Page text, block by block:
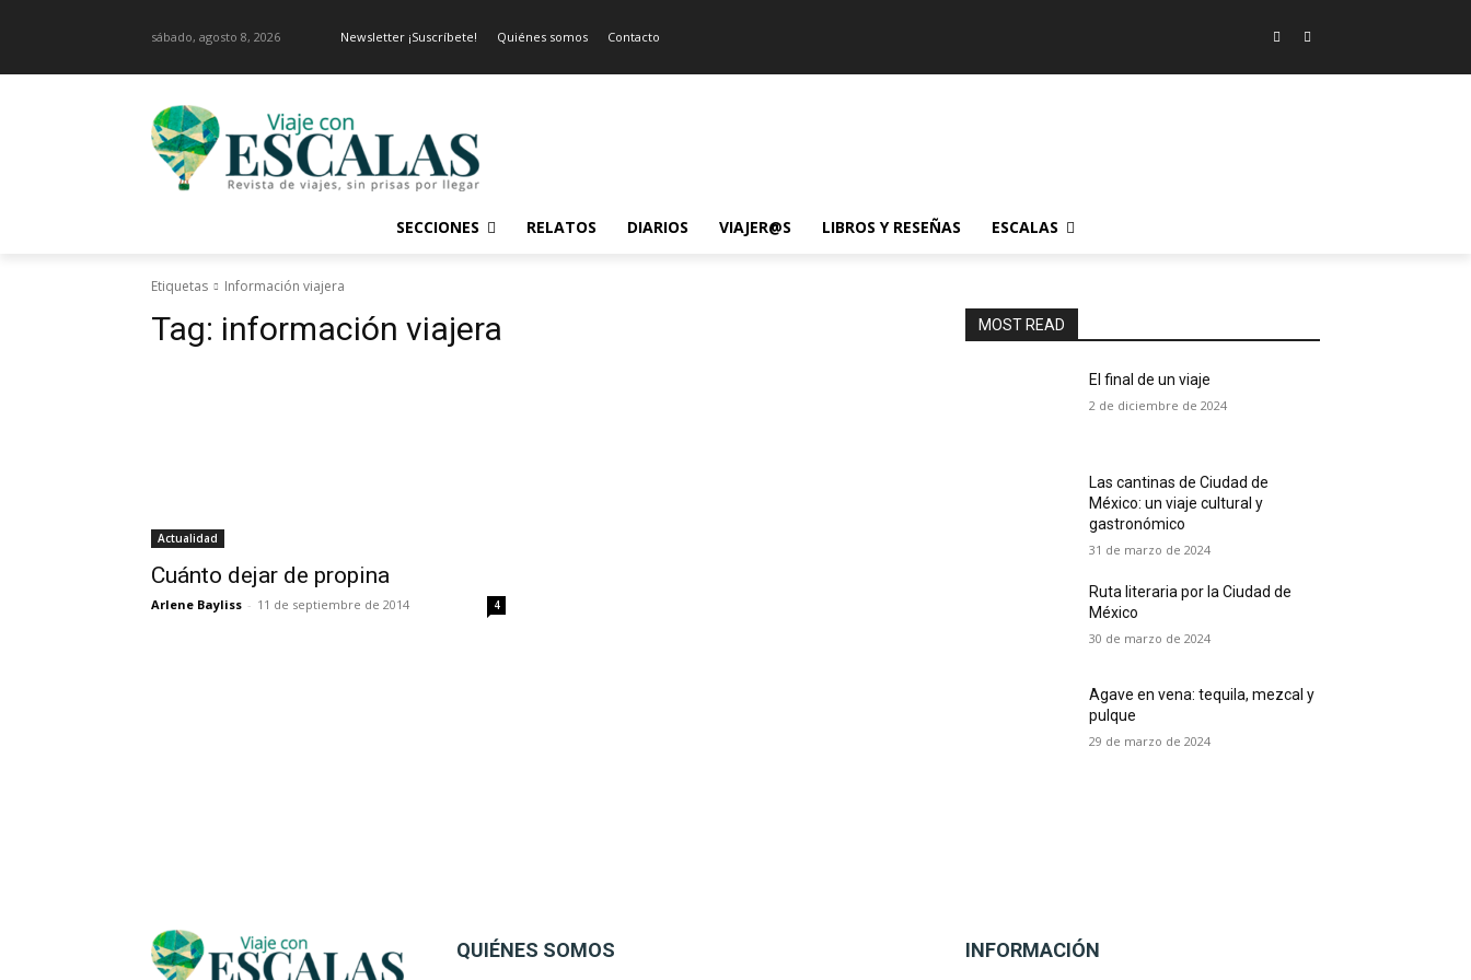
sábado, agosto 8, 2026 Newsletter ¡Suscríbete! Quiénes somos Contacto
SECCIONES RELATOS DIARIOS VIAJER@S LIBROS Y RESEÑAS ESCALAS
Etiquetas Información viajera
Tag: información viajera
Actualidad
Cuánto dejar de propina
Arlene Bayliss - 11 de septiembre de 2014 4
MOST READ
El final de un viaje
2 de diciembre de 2024
Las cantinas de Ciudad de
México: un viaje cultural y
gastronómico
31 de marzo de 2024
Ruta literaria por la Ciudad de
México
30 de marzo de 2024
Agave en vena: tequila, mezcal y
pulque
29 de marzo de 2024
QUIÉNES SOMOS INFORMACIÓN